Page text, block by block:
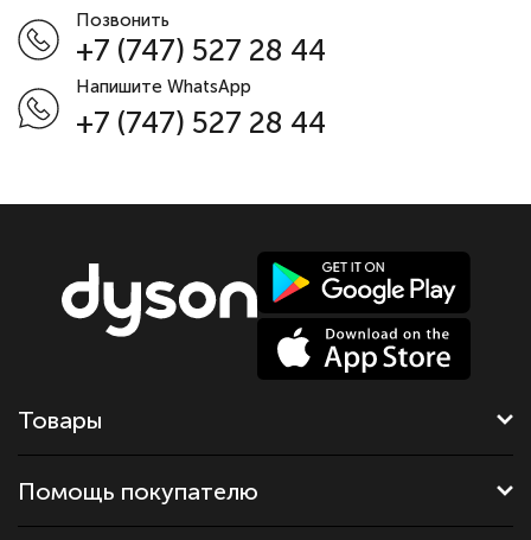
Позвонить
+7 (747) 527 28 44
Напишите WhatsApp
+7 (747) 527 28 44
Товары
Помощь покупателю